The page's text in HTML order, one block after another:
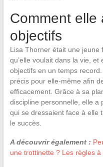
Comment elle
objectifs
Lisa Thorner était une jeune
qu’elle voulait dans la vie,
objectifs en un temps
précis pour elle-même afin
efficacement. Grâce à sa
discipline personnelle, elle a
qui se dressaient face à elle
le succès.
A découvrir également :
une trottinette ? Les règles à